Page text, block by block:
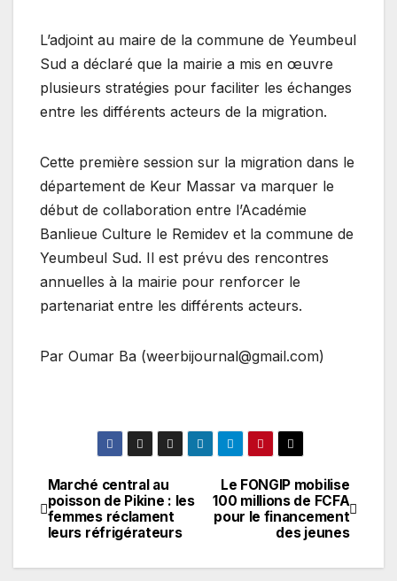
L’adjoint au maire de la commune de Yeumbeul
Sud a déclaré que la mairie a mis en œuvre
plusieurs stratégies pour faciliter les échanges
entre les différents acteurs de la migration.
Cette première session sur la migration dans le
département de Keur Massar va marquer le
début de collaboration entre l’Académie
Banlieue Culture le Remidev et la commune de
Yeumbeul Sud. Il est prévu des rencontres
annuelles à la mairie pour renforcer le
partenariat entre les différents acteurs.
Par Oumar Ba (weerbijournal@gmail.com)
Navigation
de
l’article
Le FONGIP mobilise
100 millions de FCFA
pour le financement
des jeunes
Marché central au
poisson de Pikine : les
femmes réclament
leurs réfrigérateurs